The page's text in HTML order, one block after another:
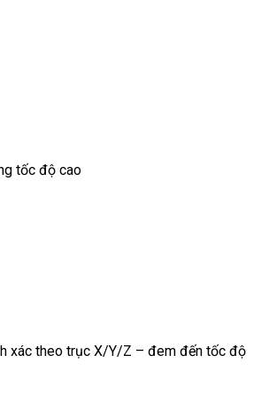
tốc độ cao
xác theo trục X/Y/Z – đem đến tốc độ